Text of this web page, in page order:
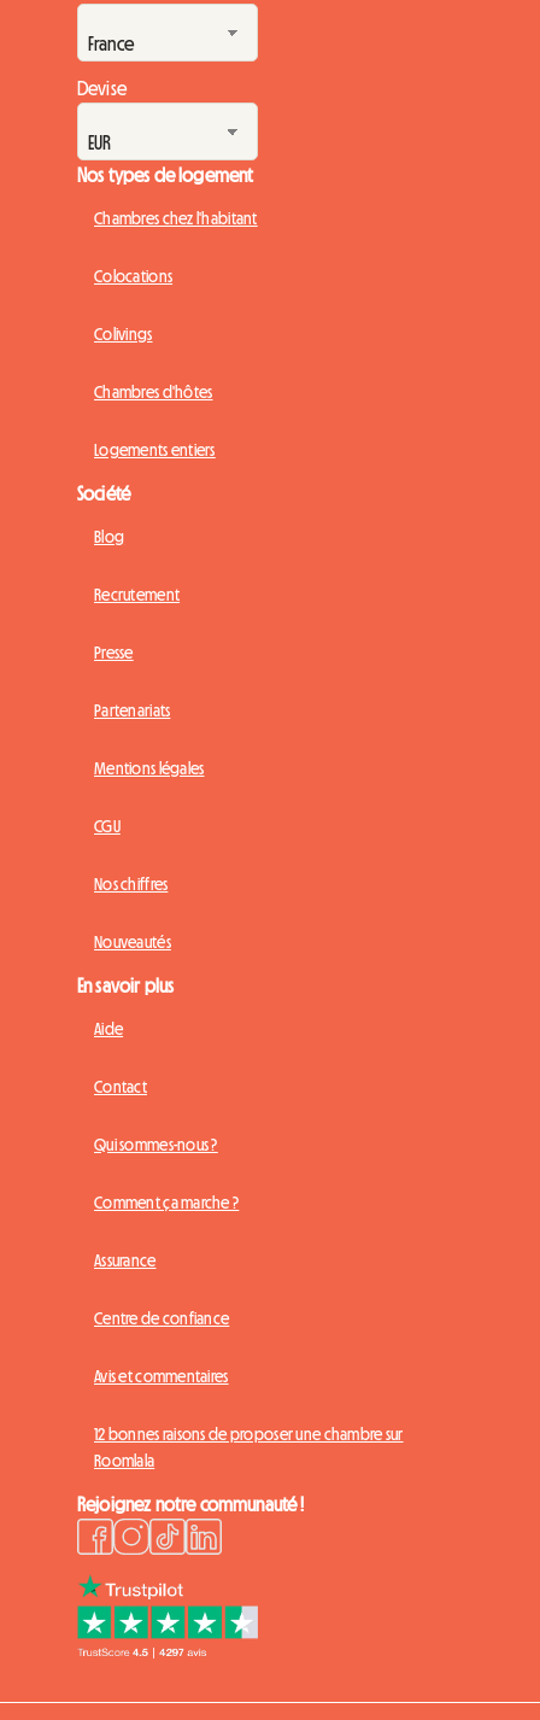
Devise
Nos types de logement
Chambres chez l'habitant
Colocations
Colivings
Chambres d'hôtes
Logements entiers
Société
Blog
Recrutement
Presse
Partenariats
Mentions légales
CGU
Nos chiffres
Nouveautés
En savoir plus
Aide
Contact
Qui sommes-nous ?
Comment ça marche ?
Assurance
Centre de confiance
Avis et commentaires
12 bonnes raisons de proposer une chambre sur
Roomlala
Rejoignez notre communauté !